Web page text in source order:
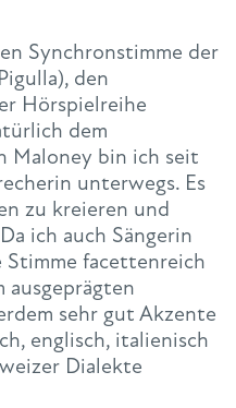
Synchronstimme der
den
Hörspielreihe
dem
Maloney bin ich seit
unterwegs. Es
zu kreieren und
ich auch Sängerin
Stimme facettenreich
ausgeprägten
sehr gut Akzente
englisch, italienisch
Dialekte